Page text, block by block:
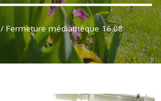
/ Fermeture médiathèque 16.08